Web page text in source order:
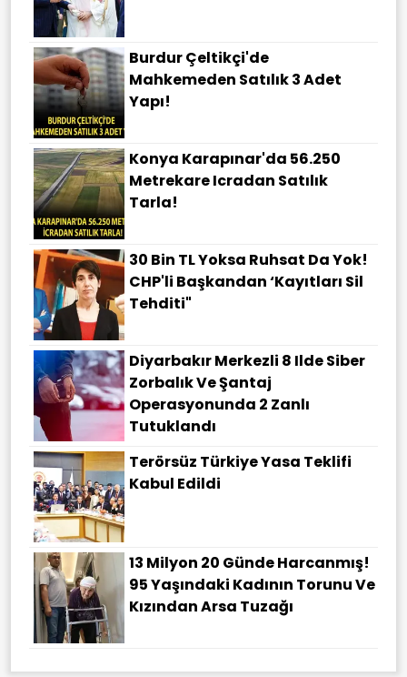
Burdur Çeltikçi'de
Mahkemeden Satılık 3 Adet
Yapı!
Konya Karapınar'da 56.250
Metrekare Icradan Satılık
Tarla!
30 Bin TL Yoksa Ruhsat Da Yok!
CHP'li Başkandan ‘Kayıtları Sil
Tehditi"
Diyarbakır Merkezli 8 Ilde Siber
Zorbalık Ve Şantaj
Operasyonunda 2 Zanlı
Tutuklandı
Terörsüz Türkiye Yasa Teklifi
Kabul Edildi
13 Milyon 20 Günde Harcanmış!
95 Yaşındaki Kadının Torunu Ve
Kızından Arsa Tuzağı